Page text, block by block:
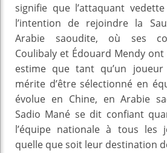
signifie que l’attaquant
l’intention de rejoindre la
Arabie saoudite, où ses
Coulibaly et Édouard Mendy
estime que tant qu’un
mérite d’être sélectionné en
évolue en Chine, en Arabie
Sadio Mané se dit confiant
l’équipe nationale à tous les
quelle que soit leur destination